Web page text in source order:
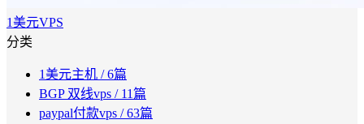
1美元VPS
分类
1美元主机 / 6篇
BGP 双线vps / 11篇
paypal付款vps / 63篇